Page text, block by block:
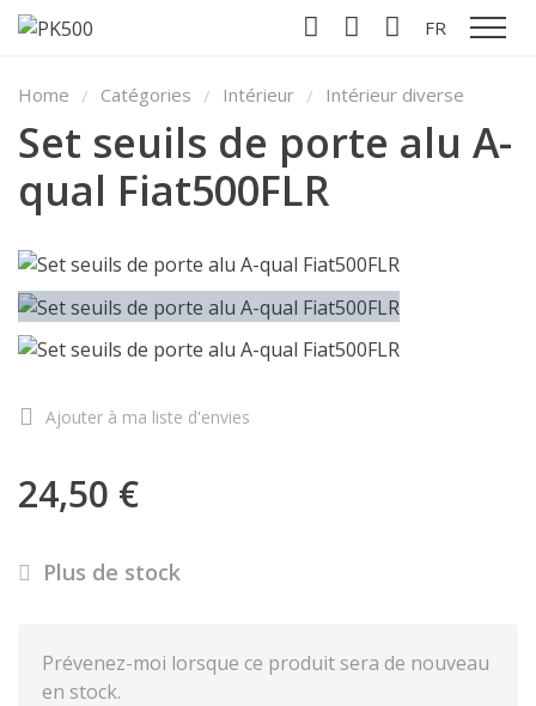
FR
Home Catégories Intérieur Intérieur diverse
Set seuils de porte alu A-
qual Fiat500FLR
Ajouter à ma liste d'envies
24,50 €
Plus de stock
Prévenez-moi lorsque ce produit sera de nouveau
en stock.